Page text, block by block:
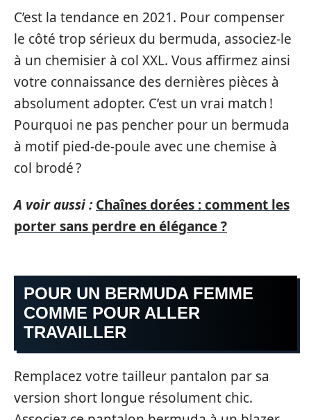
C’est la tendance en 2021. Pour compenser
le côté trop sérieux du bermuda, associez-le
à un chemisier à col XXL. Vous affirmez ainsi
votre connaissance des dernières pièces à
absolument adopter. C’est un vrai match !
Pourquoi ne pas pencher pour un bermuda
à motif pied-de-poule avec une chemise à
col brodé ?
A voir aussi : Chaînes dorées : comment les
porter sans perdre en élégance ?
POUR UN BERMUDA FEMME
COMME POUR ALLER
TRAVAILLER
Remplacez votre tailleur pantalon par sa
version short longue résolument chic.